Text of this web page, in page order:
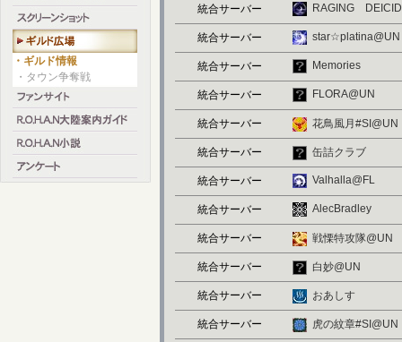
・ギルド情報
・タウン争奪戦
統合サーバー RAGING
統合サーバー star☆platina@UN
統合サーバー Memories
統合サーバー FLORA@UN
統合サーバー 花鳥風月#SI@UN
統合サーバー 缶詰クラブ
統合サーバー Valhalla@FL
統合サーバー AlecBradley
統合サーバー 戦慄特攻隊@UN
統合サーバー 白妙@UN
統合サーバー おあしす
統合サーバー 虎の紋章#SI@UN